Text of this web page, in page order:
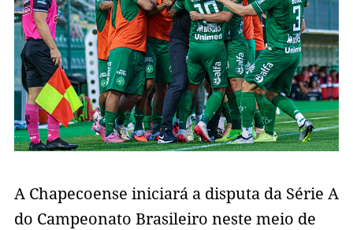
A Chapecoense iniciará a disputa da Série A
do Campeonato Brasileiro neste meio de